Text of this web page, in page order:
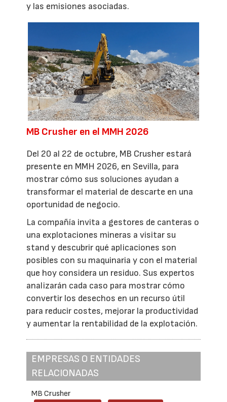
y las emisiones asociadas.
MB Crusher en el MMH 2026
Del 20 al 22 de octubre, MB Crusher estará
presente en MMH 2026, en Sevilla, para
mostrar cómo sus soluciones ayudan a
transformar el material de descarte en una
oportunidad de negocio.
La compañía invita a gestores de canteras o
una explotaciones mineras a visitar su
stand y descubrir qué aplicaciones son
posibles con su maquinaria y con el material
que hoy considera un residuo. Sus expertos
analizarán cada caso para mostrar cómo
convertir los desechos en un recurso útil
para reducir costes, mejorar la productividad
y aumentar la rentabilidad de la explotación.
EMPRESAS O ENTIDADES
RELACIONADAS
MB Crusher